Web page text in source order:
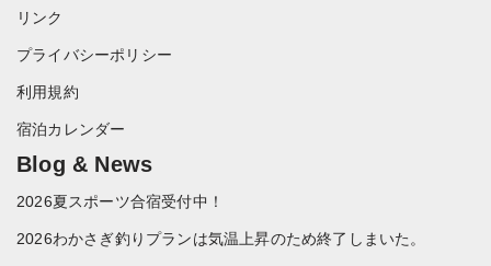
リンク
プライバシーポリシー
利用規約
宿泊カレンダー
Blog & News
2026夏スポーツ合宿受付中！
2026わかさぎ釣りプランは気温上昇のため終了しまいた。